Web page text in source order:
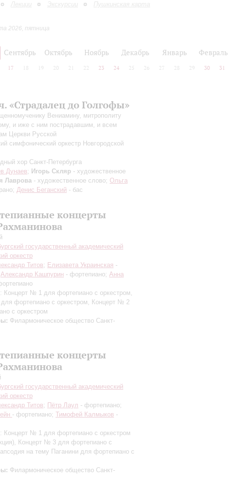
Лекции Экскурсии Пушкинская карта
2026, пятница
Сентябрь Октябрь Ноябрь Декабрь Январь Февраль
17 18 19 20 21 22 23 24 25 26 27 28 29 30 31
«Страдалец до Голгофы»
Вениамину, митрополиту
и иже с ним пострадавшим, и всем
Церкви Русской
симфонический оркестр Новгородской
хор Санкт-Петербурга
Дунаев; Игорь Скляр - художественное
Лаврова - художественное слово; Ольга
Денис Беганский - бас
концерты
государственный академический
оркестр
Титов; Елизавета Украинская -
Александр Кашпурин - фортепиано; Анна
: Концерт № 1 для фортепиано с оркестром,
фортепиано с оркестром, Концерт № 2
с оркестром
Филармоническое общество Санкт-
концерты
государственный академический
оркестр
Титов; Пётр Лаул - фортепиано;
- фортепиано; Тимофей Калмыков -
: Концерт № 1 для фортепиано с оркестром
, Концерт № 3 для фортепиано с
на тему Паганини для фортепиано с
Филармоническое общество Санкт-